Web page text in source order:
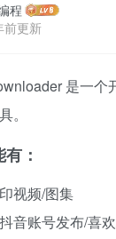
程
前更新
是一个
。
：
视频/图集
音账号发布/喜